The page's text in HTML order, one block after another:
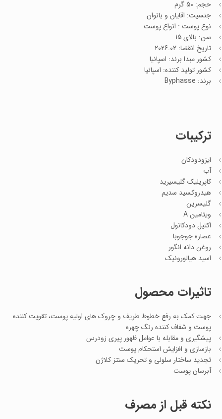
حجم: 50 گرم
جنسیت: اقایان و بانوان
نوع پوست : انواع پوست
سن: بالای 15
تاریخ انقضا: 2026.02
کشور مبدا برند: اسپانیا
کشور تولید کننده: اسپانیا
برند: Byphasse
ترکیبات
ایزودودکان
آب
کاپریلیک گلیسیرید
هیدروکسید سدیم
گلیسرین
ویتامین A
اکتیل دودکانول
عصاره جوجوبا
روغن دانه انگور
اسید هیالورونیک
تاثیرات محصول
جهت کمک به رفع خطوط ظریف و چروک های اولیه پوست، تقویت کننده
پوست و شفاف کننده رنگ چهره
پیشگیری و مقابله با عوامل ظهور پیری زودرس
بازسازی و افزایش استحکام پوست
تجدید ساختار سلولی و تحریک سنتز کلاژن
آبرسان پوست
نکته قبل از مصرف